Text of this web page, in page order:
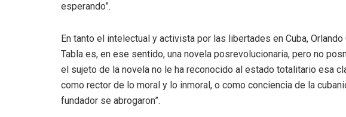
esperando”.
En tanto el intelectual y activista por las libertades en Cuba, Orlando
Tabla es, en ese sentido, una novela posrevolucionaria, pero no
el sujeto de la novela no le ha reconocido al estado totalitario esa
como rector de lo moral y lo inmoral, o como conciencia de la
fundador se abrogaron”.